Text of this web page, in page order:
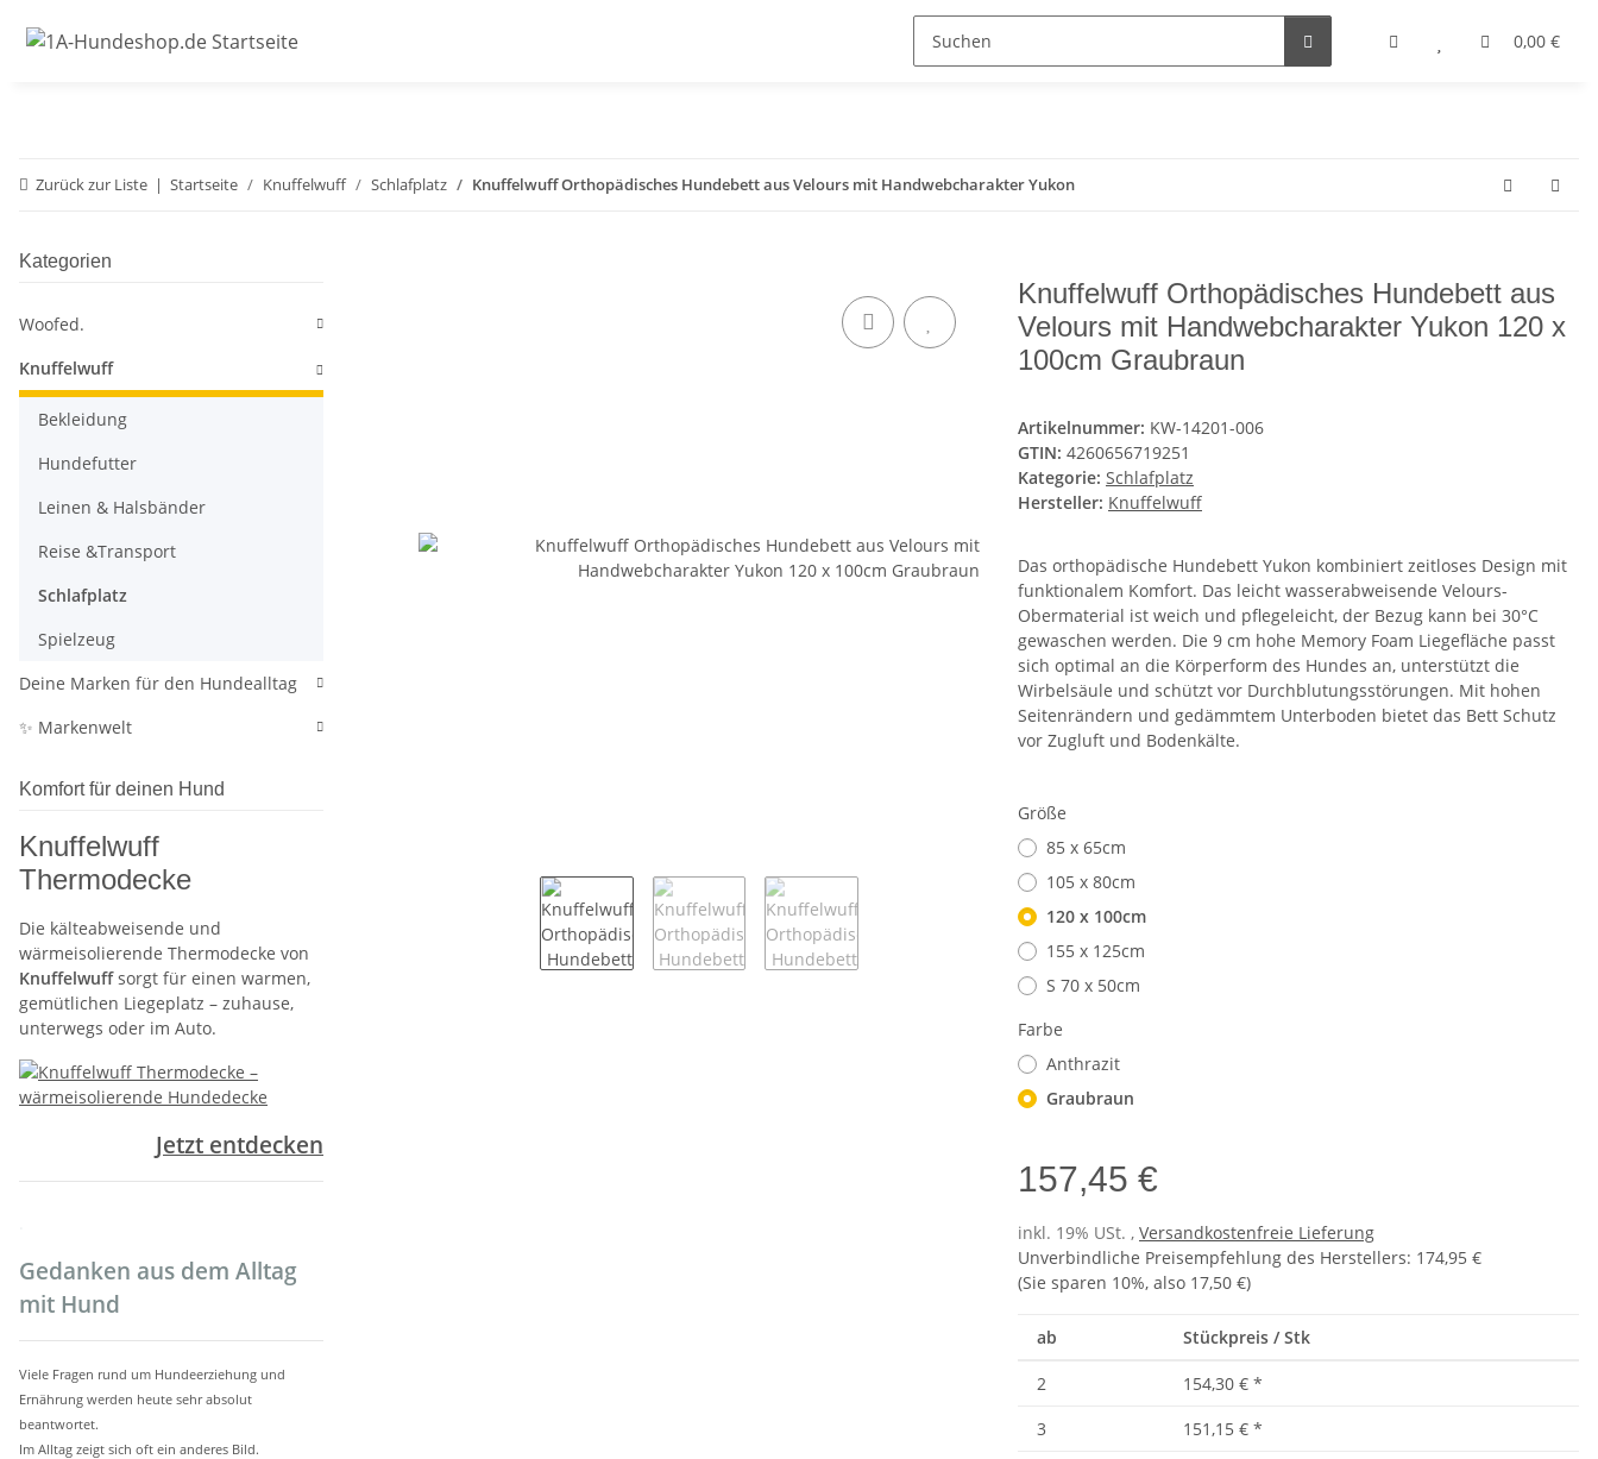
0,00 €
Zurück zur Liste Startseite Knuffelwuff Schlafplatz Knuffelwuff Orthopädisches Hundebett aus Velours mit Handwebcharakter Yukon
Knuffelwuff Orthopädisches Hundebett aus
Velours mit Handwebcharakter Yukon 120 x
100cm Graubraun
Artikelnummer: KW-14201-006
GTIN: 4260656719251
Kategorie: Schlafplatz
Hersteller: Knuffelwuff
Das orthopädische Hundebett Yukon kombiniert zeitloses Design mit
funktionalem Komfort. Das leicht wasserabweisende Velours-
Obermaterial ist weich und pflegeleicht, der Bezug kann bei 30°C
gewaschen werden. Die 9 cm hohe Memory Foam Liegefläche passt
sich optimal an die Körperform des Hundes an, unterstützt die
Wirbelsäule und schützt vor Durchblutungsstörungen. Mit hohen
Seitenrändern und gedämmtem Unterboden bietet das Bett Schutz
vor Zugluft und Bodenkälte.
Größe
85 x 65cm
105 x 80cm
120 x 100cm
155 x 125cm
S 70 x 50cm
Farbe
Anthrazit
Graubraun
157,45 €
inkl. 19% USt. , Versandkostenfreie Lieferung
Unverbindliche Preisempfehlung des Herstellers: 174,95 €
(Sie sparen 10%, also 17,50 €)
ab Stückpreis / Stk
2 154,30 € *
3
151,15 € *
Kategorien
Woofed.
Knuffelwuff
Bekleidung
Hundefutter
Leinen & Halsbänder
Reise &Transport
Schlafplatz
Spielzeug
Deine Marken für den Hundealltag
✨ Markenwelt
Komfort für deinen Hund
Knuffelwuff
Thermodecke
Die kälteabweisende und
wärmeisolierende Thermodecke von
Knuffelwuffsorgt für einen warmen,
gemütlichen Liegeplatz – zuhause,
unterwegs oder im Auto.
Jetzt entdecken
Gedanken aus dem Alltag
mit Hund
Viele Fragen rund um Hundeerziehung und
Ernährung werden heute sehr absolut
beantwortet.
Im Alltag zeigt sich oft ein anderes Bild.